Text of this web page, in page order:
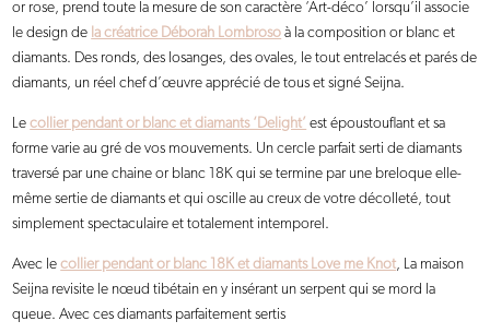
or rose, prend toute la mesure de son caractère ‘Art-déco’ lorsqu’il associe
le design de la créatrice Déborah Lombroso à la composition or blanc et
diamants. Des ronds, des losanges, des ovales, le tout entrelacés et parés de
diamants, un réel chef d’œuvre apprécié de tous et signé Seijna.
Lecollier pendant or blanc et diamants ‘Delight’ est époustouflant et sa
forme varie au gré de vos mouvements. Un cercle parfait serti de diamants
traversé par une chaine or blanc 18K qui se termine par une breloque elle-
même sertie de diamants et qui oscille au creux de votre décolleté, tout
simplement spectaculaire et totalement intemporel.
Avec lecollier pendant or blanc 18K et diamants Love me Knot, La maison
Seijna revisite le nœud tibétain en y insérant un serpent qui se mord la
queue. Avec ces diamants parfaitement sertis